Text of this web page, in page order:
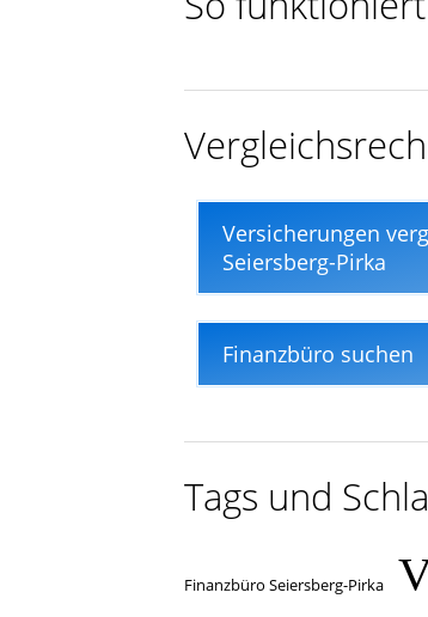
In nur wenigen
Versicherungen
Seiersberg-Pirka
Finanzbüro suchen
Tags und
Finanzbüro Seiersberg-Pirka